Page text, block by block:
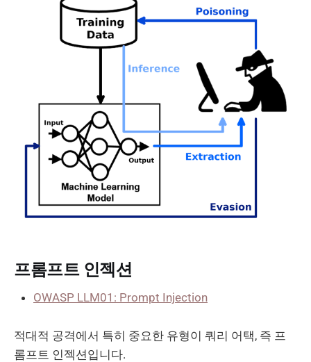
프롬프트 인젝션
OWASP LLM01: Prompt Injection
적대적 공격에서 특히 중요한 유형이 쿼리 어택, 즉 프
롬프트 인젝션입니다.